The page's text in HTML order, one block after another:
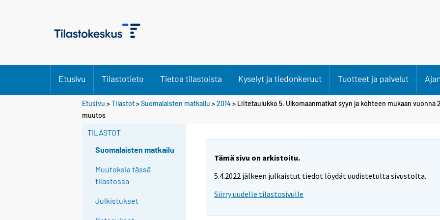
Etusivu Tilastotieto Tietoa tilastoista Kyselyt ja tiedonkeruut Tuotteet ja palvelut
Etusivu >Tilastot>Suomalaisten matkailu >2014> Liitetaulukko 5. Ulkomaanmatkat syyn ja kohteen mukaan vuonna
muutos
TILASTOT
Suomalaisten matkailu
Muutoksia tässä
tilastossa
Julkistukset
Tämä sivu on arkistoitu.
5.4.2022 jälkeen julkaistut tiedot löydät uudistetulta sivustolta.
Siirry uudelle tilastosivulle